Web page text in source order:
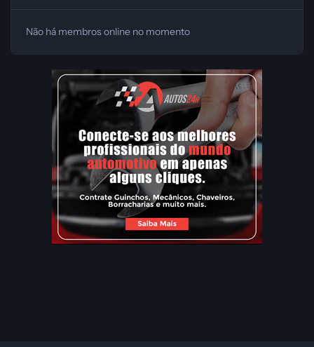
Não há membros online no momento